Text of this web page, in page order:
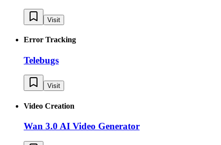
Visit
Error Tracking
Telebugs
Visit
Video Creation
Wan 3.0 AI Video Generator